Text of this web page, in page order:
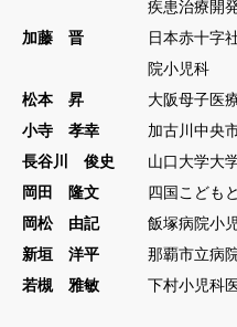
疾患治療開
加藤 晋
日本赤十字
院小児科
松本 昇
大阪母子医
小寺 孝幸
加古川中央
長谷川 俊史
山口大学大
岡田 隆文
四国こども
岡松 由記
飯塚病院小
新垣 洋平
那覇市立病
若槻 雅敏
下村小児科